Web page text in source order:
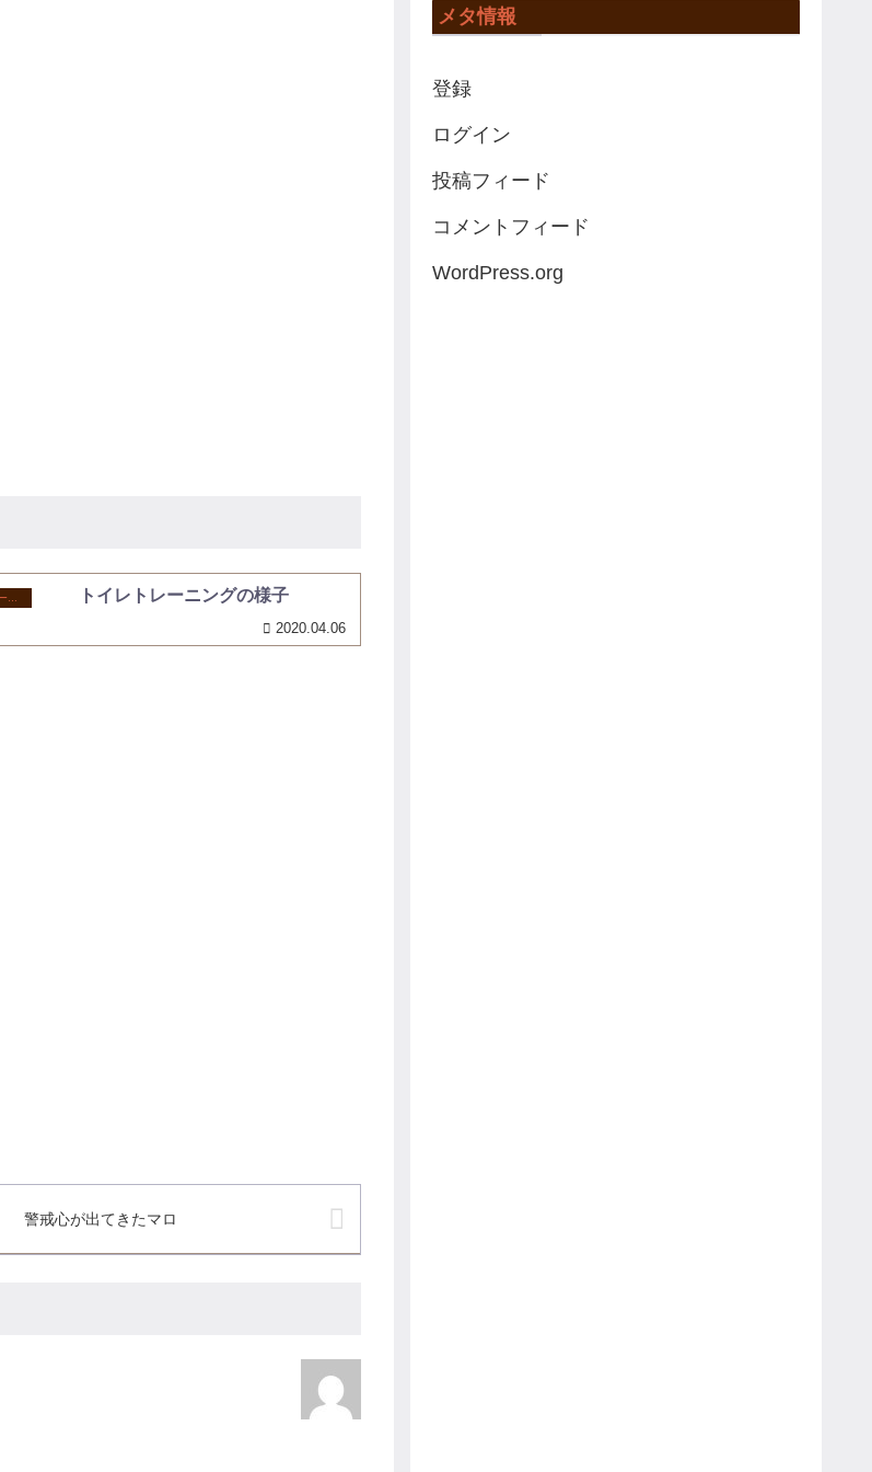
トイレトレーニング トイレトレーニングの様子
2020.04.06
警戒心が出てきたマロ
メタ情報
登録
ログイン
投稿フィード
コメントフィード
WordPress.org